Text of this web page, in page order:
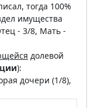
тогда 100%
имущества
- 3/8, Мать -
долевой
):
дочери (1/8),